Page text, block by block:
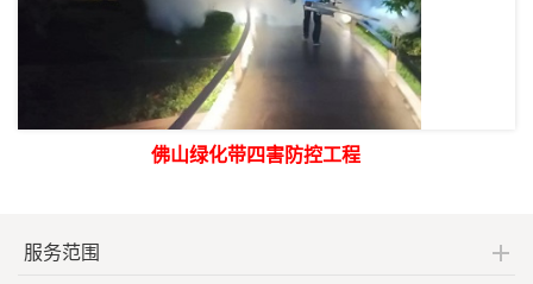
佛山绿化带四害防控工程
服务范围